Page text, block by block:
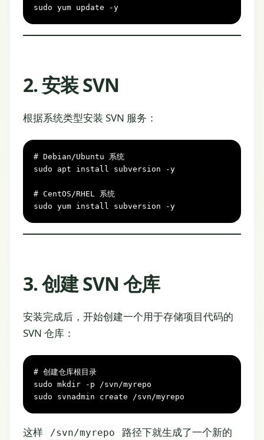
sudo yum update -y
2. 安装 SVN
根据系统类型安装 SVN 服务：
# Debian/Ubuntu 系统
sudo apt install subversion -y
# CentOS/RHEL 系统
sudo yum install subversion -y
3. 创建 SVN 仓库
安装完成后，开始创建一个用于存储项目代码的
SVN 仓库：
# 创建仓库根目录
sudo mkdir -p /svn/myrepo
sudo svnadmin create /svn/myrepo
这样 /svn/myrepo
路径下就生成了一个新的